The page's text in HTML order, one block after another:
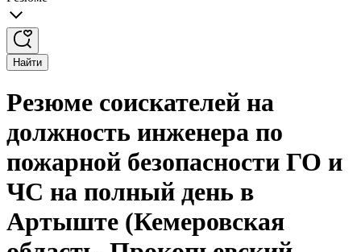
Найти
Резюме соискателей на
должность инженера по
пожарной безопасности ГО и
ЧС на полный день в
Артыште (Кемеровская